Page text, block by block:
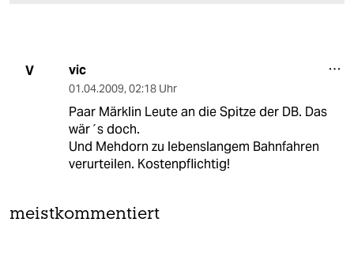
V vic
01.04.2009, 02:18 Uhr
Paar Märklin Leute an die Spitze der DB. Das
wär´s doch.
Und Mehdorn zu lebenslangem Bahnfahren
verurteilen. Kostenpflichtig!
meistkommentiert